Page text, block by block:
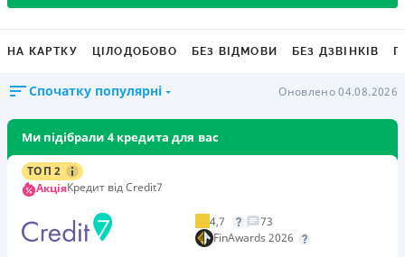
НА КАРТКУ ЦІЛОДОБОВО БЕЗ ВІДМОВИ БЕЗ ДЗВІНКІВ
Спочатку популярні Оновлено 04.08.2026
Ми підібрали 4 кредита для вас
ТОП 2
АкціяКредит від Credit7
4,7
73
FinAwards 2026